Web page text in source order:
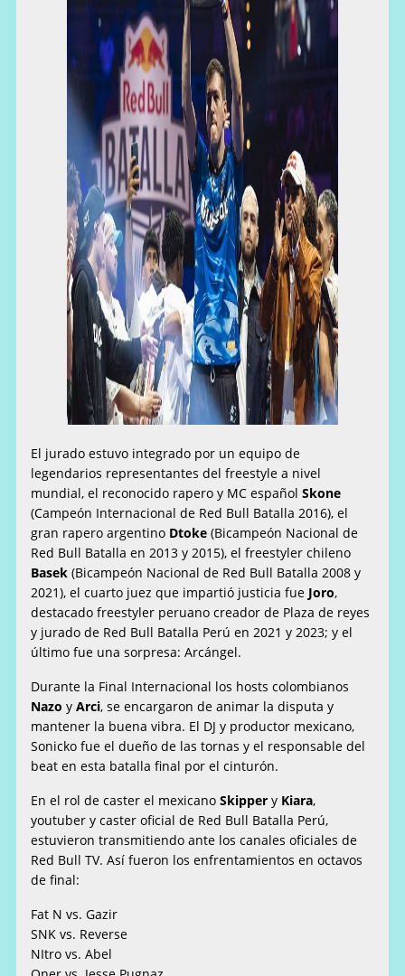
El jurado estuvo integrado por un equipo de
legendarios representantes del freestyle a nivel
mundial, el reconocido rapero y MC españolSkone
(Campeón Internacional de Red Bull Batalla 2016), el
gran rapero argentino Dtoke (Bicampeón Nacional de
Red Bull Batalla en 2013 y 2015), el freestyler chileno
Basek(Bicampeón Nacional de Red Bull Batalla 2008 y
2021), el cuarto juez que impartió justicia fue Joro,
destacado freestyler peruano creador de Plaza de reyes
y jurado de Red Bull Batalla Perú en 2021 y 2023; y el
último fue una sorpresa: Arcángel.
Durante la Final Internacional los hosts colombianos
NazoyArci, se encargaron de animar la disputa y
mantener la buena vibra. El DJ y productor mexicano,
Sonicko fue el dueño de las tornas y el responsable del
beat en esta batalla final por el cinturón.
En el rol de caster el mexicanoSkippery Kiara,
youtuber y caster oficial de Red Bull Batalla Perú,
estuvieron transmitiendo ante los canales oficiales de
Red Bull TV. Así fueron los enfrentamientos en octavos
de final:
Fat N vs. Gazir
SNK vs. Reverse
NItro vs. Abel